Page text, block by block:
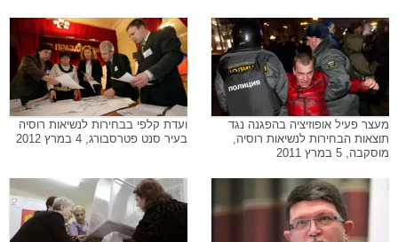
מעצר פעיל אופוזיציה בהפגנה נגד
תוצאות הבחירות לנשיאות רוסיה,
מוסקבה, 5 במרץ 2011
ועדת קלפי בבחירות לנשיאות רוסיה
בעיר סנט פטרסבורג, 4 במרץ 2012